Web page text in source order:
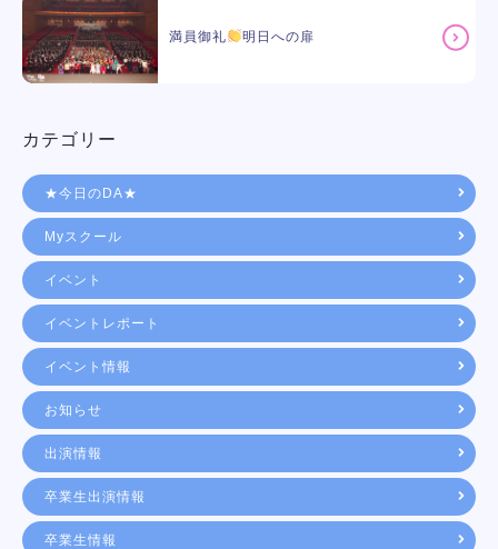
満員御礼 明日への扉
カテゴリー
★今日のDA★
Myスクール
イベント
イベントレポート
イベント情報
お知らせ
出演情報
卒業生出演情報
卒業生情報